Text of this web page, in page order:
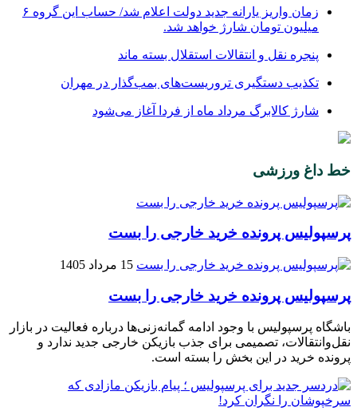
زمان واریز یارانه جدید دولت اعلام شد/ حساب این گروه ۶
میلیون تومان شارژ خواهد شد.
پنجره‌ نقل و انتقالات استقلال بسته ماند
تکذیب دستگیری تروریست‌های بمب‌گذار در مهران
شارژ کالابرگ مرداد ماه از فردا آغاز می‌شود
خط داغ ورزشی
پرسپولیس پرونده خرید خارجی را بست
15 مرداد 1405
پرسپولیس پرونده خرید خارجی را بست
باشگاه پرسپولیس با وجود ادامه گمانه‌زنی‌ها درباره فعالیت در بازار
نقل‌وانتقالات، تصمیمی برای جذب بازیکن خارجی جدید ندارد و
پرونده خرید در این بخش را بسته است.